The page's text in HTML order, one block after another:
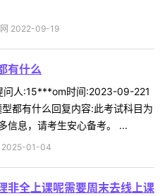
网 2022-09-19
有什么
问人:15***om时间:2023-09-221
都有什么回复内容:此考试科目为
信息，请考生安心备考。 ...
2025-01-04
非全上课呢需要周末去线上课